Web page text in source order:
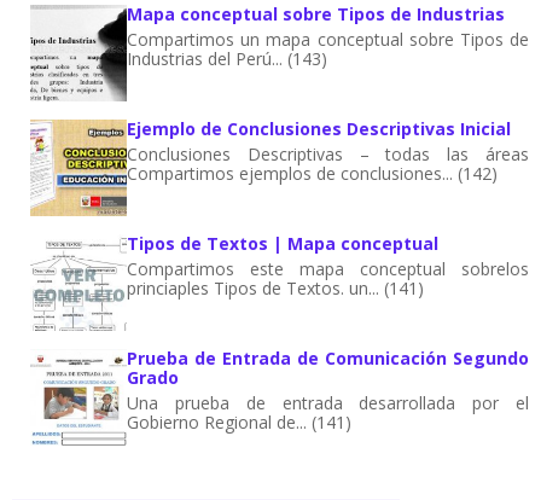
Mapa conceptual sobre Tipos de Industrias
Compartimos un mapa conceptual sobre Tipos de
Industrias del Perú... (143)
Ejemplo de Conclusiones Descriptivas Inicial
Conclusiones Descriptivas – todas las áreas
Compartimos ejemplos de conclusiones... (142)
Tipos de Textos | Mapa conceptual
Compartimos este mapa conceptual sobrelos
princiaples Tipos de Textos. un... (141)
Prueba de Entrada de Comunicación Segundo
Grado
Una prueba de entrada desarrollada por el
Gobierno Regional de... (141)